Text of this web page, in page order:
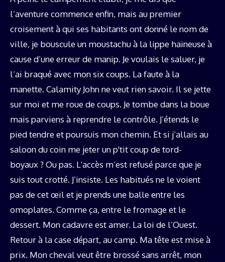
l’aventure commence enfin, mais au premier
croisement à qui ses habitants ont donné le nom de
ville, je bouscule un moustachu à la lippe haineuse à
cause d’une erreur de manip. Je voulais le saluer, je
l’ai braqué avec mon six coups. La faute à la
manette. Calamity John ne veut rien savoir. Il se jette
sur moi et me roue de coups. Je tombe dans la boue
mais parviens à reprendre le contrôle. J’étends le
pied tendre et poursuis mon chemin. Et si j’allais au
saloon du coin me jeter un p'tit coup de tord-
boyaux ? Ou pas. L’accès m’est refusé parce que je
suis tout crotté. J’insiste. Les habitués ne le voient
pas de cet œil et je prends une balle entre les
omoplates. Comme ça, entre le fromage et le
dessert. Mon cadavre est amer. La loi de l’Ouest.
Retour à la case départ, au camp. Ma tête est mise à
prix. Mon cheval veut être brossé sans arrêt, mon